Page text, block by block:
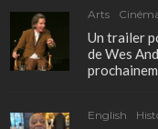
Arts
Un trailer
de Wes
English